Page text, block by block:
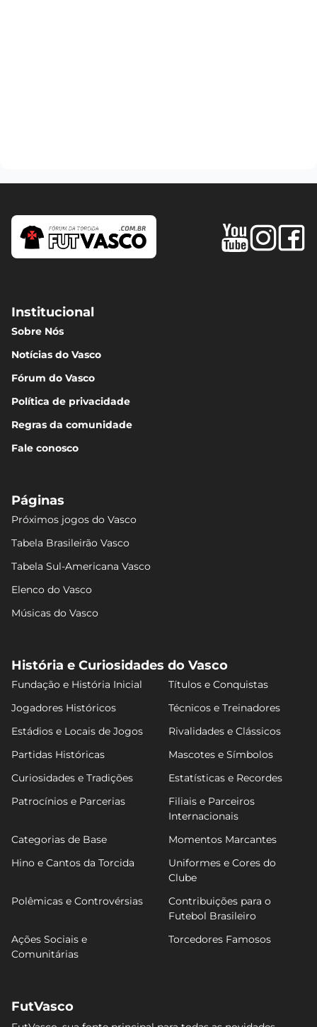
Institucional
Sobre Nós
Notícias do Vasco
Fórum do Vasco
Política de privacidade
Regras da comunidade
Fale conosco
Páginas
Próximos jogos do Vasco
Tabela Brasileirão Vasco
Tabela Sul-Americana Vasco
Elenco do Vasco
Músicas do Vasco
História e Curiosidades do Vasco
Fundação e História Inicial
Títulos e Conquistas
Jogadores Históricos
Técnicos e Treinadores
Estádios e Locais de Jogos
Rivalidades e Clássicos
Partidas Históricas
Mascotes e Símbolos
Curiosidades e Tradições
Estatísticas e Recordes
Patrocínios e Parcerias
Filiais e Parceiros
Internacionais
Categorias de Base
Momentos Marcantes
Hino e Cantos da Torcida
Uniformes e Cores do
Clube
Polêmicas e Controvérsias
Contribuições para o
Futebol Brasileiro
Ações Sociais e
Comunitárias
Torcedores Famosos
FutVasco